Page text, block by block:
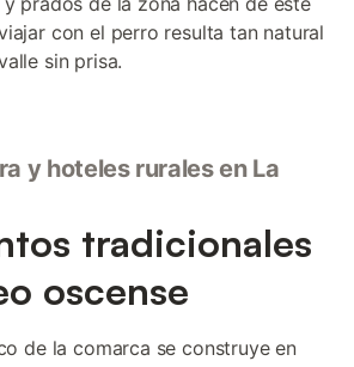
con el perro resulta tan natural
sin prisa.
y hoteles rurales en La
tradicionales
oscense
de la comarca se construye en